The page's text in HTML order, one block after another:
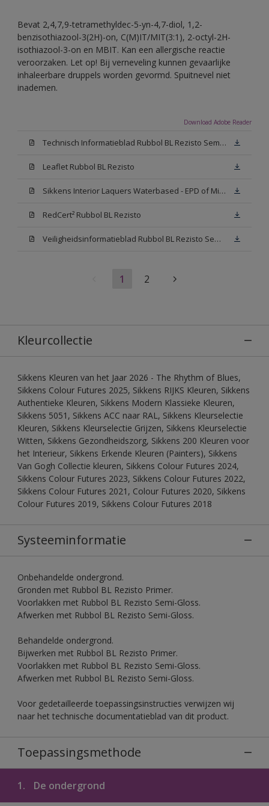
Bevat 2,4,7,9-tetramethyldec-5-yn-4,7-diol, 1,2-
benzisothiazool-3(2H)-on, C(M)IT/MIT(3:1), 2-octyl-2H-
isothiazool-3-on en MBIT. Kan een allergische reactie
veroorzaken. Let op! Bij verneveling kunnen gevaarlijke
inhaleerbare druppels worden gevormd. Spuitnevel niet
inademen.
Download Adobe Reader
Technisch Informatieblad Rubbol BL Rezisto Semi-Gloss (New Livery) (PDF)
Leaflet Rubbol BL Rezisto
Sikkens Interior Laquers Waterbased - EPD of Milieuproductverklaring
RedCert² Rubbol BL Rezisto
Veiligheidsinformatieblad Rubbol BL Rezisto Semi-Gloss N00 (MSDS)
1 2
Kleurcollectie
Sikkens Kleuren van het Jaar 2026 - The Rhythm of Blues,
Sikkens Colour Futures 2025, Sikkens RIJKS Kleuren, Sikkens
Authentieke Kleuren, Sikkens Modern Klassieke Kleuren,
Sikkens 5051, Sikkens ACC naar RAL, Sikkens Kleurselectie
Kleuren, Sikkens Kleurselectie Grijzen, Sikkens Kleurselectie
Witten, Sikkens Gezondheidszorg, Sikkens 200 Kleuren voor
het Interieur, Sikkens Erkende Kleuren (Painters), Sikkens
Van Gogh Collectie kleuren, Sikkens Colour Futures 2024,
Sikkens Colour Futures 2023, Sikkens Colour Futures 2022,
Sikkens Colour Futures 2021, Colour Futures 2020, Sikkens
Colour Futures 2019, Sikkens Colour Futures 2018
Systeeminformatie
Onbehandelde ondergrond.
Gronden met Rubbol BL Rezisto Primer.
Voorlakken met Rubbol BL Rezisto Semi-Gloss.
Afwerken met Rubbol BL Rezisto Semi-Gloss.
Behandelde ondergrond.
Bijwerken met Rubbol BL Rezisto Primer.
Voorlakken met Rubbol BL Rezisto Semi-Gloss.
Afwerken met Rubbol BL Rezisto Semi-Gloss.
Voor gedetailleerde toepassingsinstructies verwijzen wij
naar het technische documentatieblad van dit product.
Toepassingsmethode
1. De ondergrond